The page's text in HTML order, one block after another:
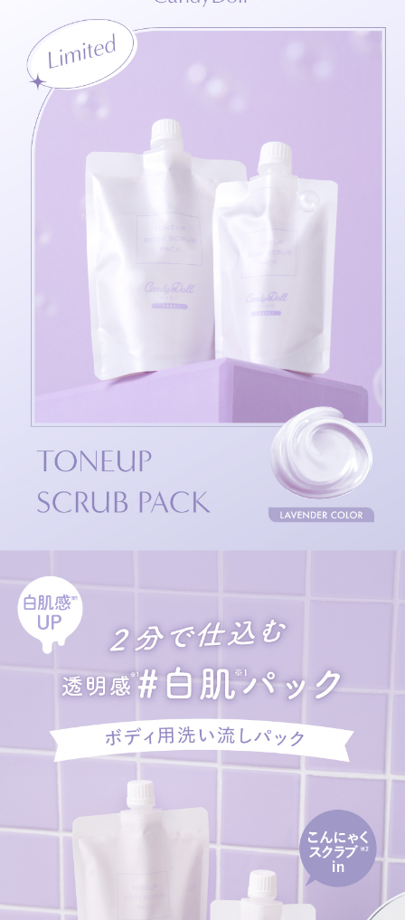
トーンアップ成分※3で表面をコーティングすることで
ワントーン明るい透明感白肌※1に
＜LAVENDER＞
『透けちゃうほど透明感白肌※1』仕上げ
こだわりのラベンダーカラーで
全身のくすみをとばしてトーンアップ※1
180g：気になるパーツケアに
②こんにゃくスクラブ※2で角質ケア
全身の古い角質をオフし、
ホワイトラベンダー (ラベンダー花エキス)
ナイアシンアミド・グリチルリチン酸2K
※1 物理的効果による
※2 グルコマンナン(スクラブ成分)
※3 酸化チタン(着色成分)